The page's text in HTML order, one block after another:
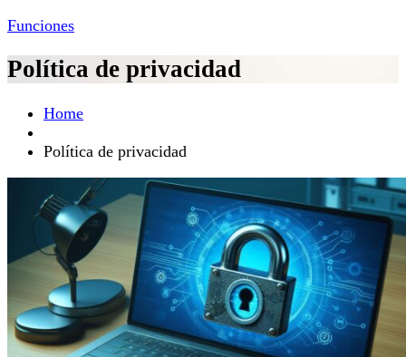
Funciones
Política de privacidad
Home
Política de privacidad